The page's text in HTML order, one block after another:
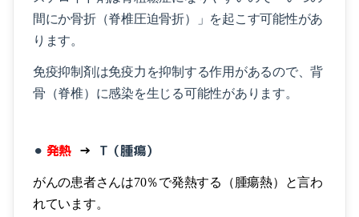
間にか骨折（脊椎圧迫骨折）」を起こす可能性があ
ります。
免疫抑制剤は免疫力を抑制する作用があるので、背
骨（脊椎）に感染を生じる可能性があります。
⚫︎ 発熱 → T （腫瘍）
がんの患者さんは70％で発熱する（腫瘍熱）と言わ
れています。